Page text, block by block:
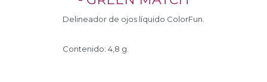
Delineador de ojos líquido ColorFun.
Contenido: 4,8 g.